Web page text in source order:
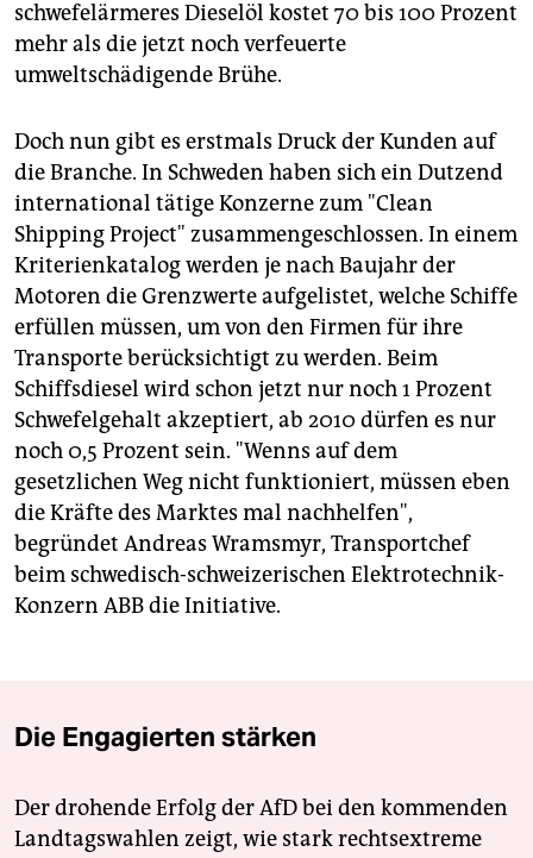
schwefelärmeres Dieselöl kostet 70 bis 100 Prozent
mehr als die jetzt noch verfeuerte
umweltschädigende Brühe.
Doch nun gibt es erstmals Druck der Kunden auf
die Branche. In Schweden haben sich ein Dutzend
international tätige Konzerne zum "Clean
Shipping Project" zusammengeschlossen. In einem
Kriterienkatalog werden je nach Baujahr der
Motoren die Grenzwerte aufgelistet, welche Schiffe
erfüllen müssen, um von den Firmen für ihre
Transporte berücksichtigt zu werden. Beim
Schiffsdiesel wird schon jetzt nur noch 1 Prozent
Schwefelgehalt akzeptiert, ab 2010 dürfen es nur
noch 0,5 Prozent sein. "Wenns auf dem
gesetzlichen Weg nicht funktioniert, müssen eben
die Kräfte des Marktes mal nachhelfen",
begründet Andreas Wramsmyr, Transportchef
beim schwedisch-schweizerischen Elektrotechnik-
Konzern ABB die Initiative.
Die Engagierten stärken
Der drohende Erfolg der AfD bei den kommenden
Landtagswahlen zeigt, wie stark rechtsextreme